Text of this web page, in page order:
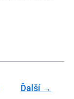
Ďalší →